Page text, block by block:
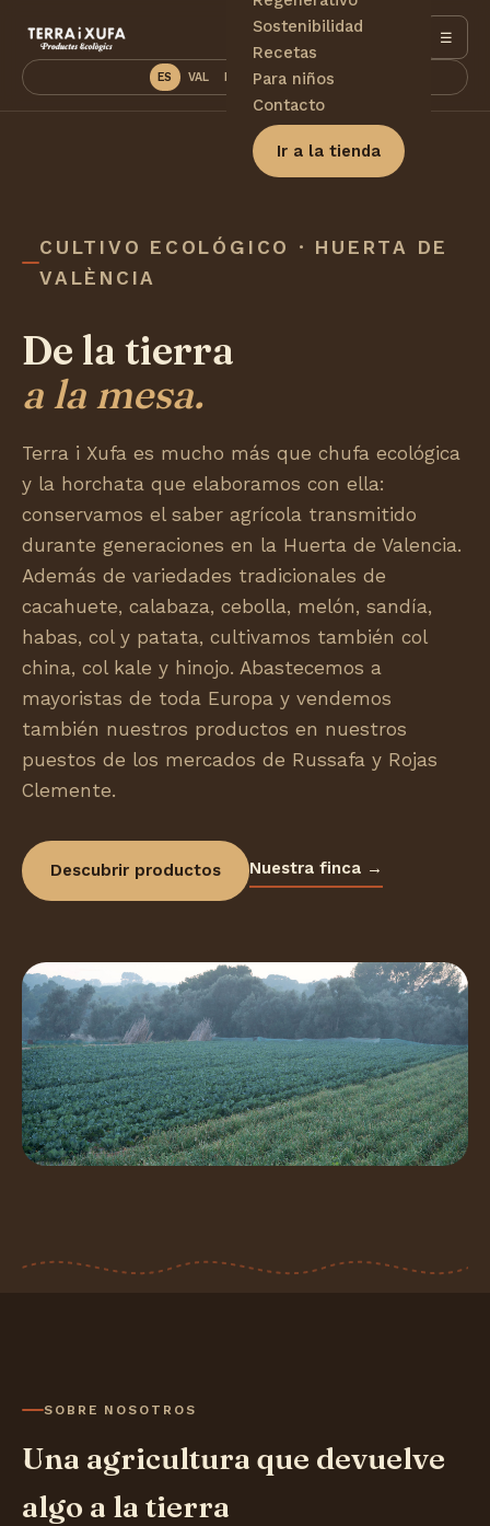
Sostenibilidad
Recetas
Para niños
Contacto
Ir a la tienda
ES VAL EN DE PT FR
☰
CULTIVO ECOLÓGICO · HUERTA DE
VALÈNCIA
De la tierra
a la mesa.
Terra i Xufa es mucho más que chufa ecológica
y la horchata que elaboramos con ella:
conservamos el saber agrícola transmitido
durante generaciones en la Huerta de Valencia.
Además de variedades tradicionales de
cacahuete, calabaza, cebolla, melón, sandía,
habas, col y patata, cultivamos también col
china, col kale y hinojo. Abastecemos a
mayoristas de toda Europa y vendemos
también nuestros productos en nuestros
puestos de los mercados de Russafa y Rojas
Clemente.
Descubrir productos Nuestra finca →
SOBRE NOSOTROS
Una agricultura que devuelve
algo a la tierra